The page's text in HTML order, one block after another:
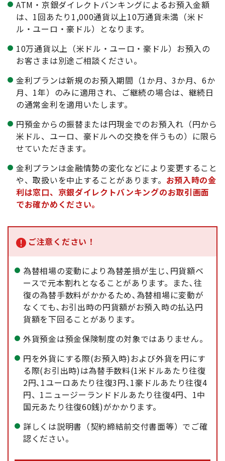
ATM・京銀ダイレクトバンキングによるお預入金額
は、1回あたり1,000通貨以上10万通貨未満（米ド
ル・ユーロ・豪ドル）となります。
10万通貨以上（米ドル・ユーロ・豪ドル）お預入の
お客さまは別途ご相談ください。
金利プランは新規のお預入期間（1か月、3か月、6か
月、1年）のみに適用され、ご継続の場合は、継続日
の通常金利を適用いたします。
円預金からの振替または円現金でのお預入れ（円から
米ドル、ユーロ、豪ドルへの交換を伴うもの）に限ら
せていただきます。
金利プランは金融情勢の変化などにより変更すること
や、取扱いを中止することがあります。 お預入時の金
利は窓口、京銀ダイレクトバンキングのお取引画面
でお確かめください。
ご注意ください！
為替相場の変動により為替差損が生じ､円貨額ベ
ースで元本割れとなることがあります。また､往
復の為替手数料がかかるため､為替相場に変動が
なくても､お引出時の円貨額がお預入時の払込円
貨額を下回ることがあります。
外貨預金は預金保険制度の対象ではありません。
円を外貨にする際(お預入時)および外貨を円にす
る際(お引出時)は為替手数料(1米ドルあたり往復
2円､1ユーロあたり往復3円､1豪ドルあたり往復4
円、1ニュージーランドドルあたり往復4円、1中
国元あたり往復60銭)がかかります。
詳しくは説明書（契約締結前交付書面等）でご確
認ください。